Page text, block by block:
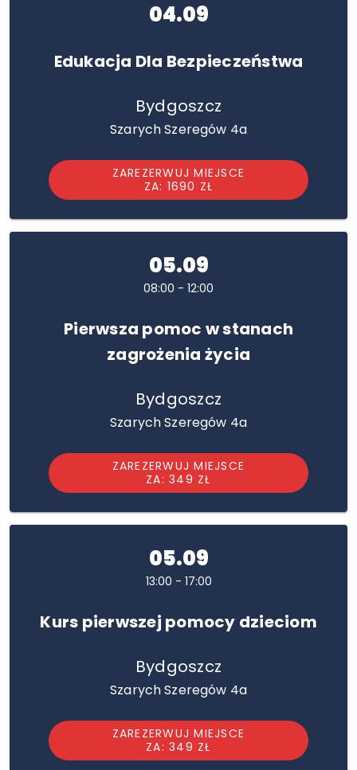
04.09
Edukacja Dla Bezpieczeństwa
Bydgoszcz
Szarych Szeregów 4a
ZAREZERWUJ MIEJSCE
ZA: 1690 ZŁ
05.09
08:00 - 12:00
Pierwsza pomoc w stanach
zagrożenia życia
Bydgoszcz
Szarych Szeregów 4a
ZAREZERWUJ MIEJSCE
ZA: 349 ZŁ
05.09
13:00 - 17:00
Kurs pierwszej pomocy dzieciom
Bydgoszcz
Szarych Szeregów 4a
ZAREZERWUJ MIEJSCE
ZA: 349 ZŁ